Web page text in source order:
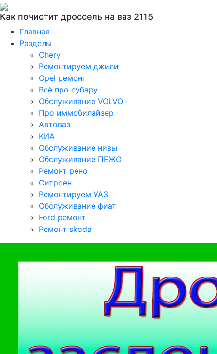
Как почистит дроссель на ваз 2115
Главная
Разделы
Chery
Ремонтируем джили
Opel ремонт
Всё про субару
Обслуживание VOLVO
Про иммобилайзер
Автоваз
КИА
Обслуживание нивы
Обслуживание ПЕЖО
Ремонт рено
Ситроен
Ремонтируем УАЗ
Обслуживание фиат
Ford ремонт
Ремонт skoda